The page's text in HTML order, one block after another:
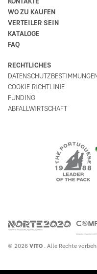
WO ZU KAUFEN
VERTEILER SEIN
KATALOGE
FAQ
RECHTLICHES
DATENSCHUTZBESTIMMUNGEN
COOKIE RICHTLINIE
FUNDING
ABFALLWIRTSCHAFT
© 2026 VITO . Alle Rechte